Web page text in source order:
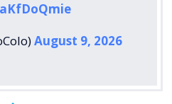
August 9, 2026